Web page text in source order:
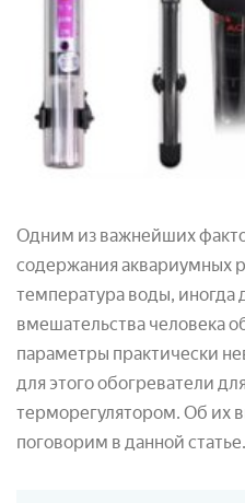
Одним из важнейших
содержания аквариумных
температура воды, иногда
вмешательства человека
параметры практически
для этого обогреватели
терморегулятором. Об их
поговорим в данной статье.